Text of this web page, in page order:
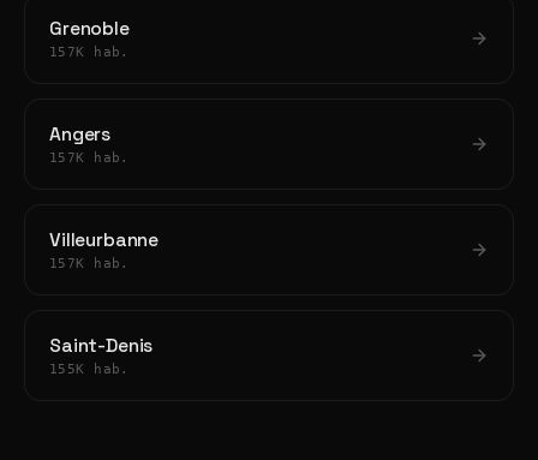
Grenoble
157K hab.
Angers
157K hab.
Villeurbanne
157K hab.
Saint-Denis
155K hab.